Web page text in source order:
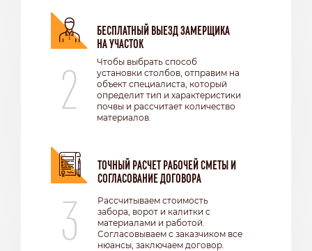
2
БЕСПЛАТНЫЙ ВЫЕЗД ЗАМЕРЩИКА
НА УЧАСТОК
Чтобы выбрать способ
установки столбов, отправим на
объект специалиста, который
определит тип и характеристики
почвы и рассчитает количество
материалов.
3
ТОЧНЫЙ РАСЧЕТ РАБОЧЕЙ СМЕТЫ И
СОГЛАСОВАНИЕ ДОГОВОРА
Рассчитываем стоимость
забора, ворот и калитки с
материалами и работой.
Согласовываем с заказчиком все
нюансы, заключаем договор.